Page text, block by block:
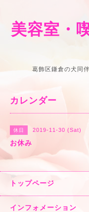
美容室・
葛飾区鎌倉の犬同
カレンダー
休日 2019-11-30 (Sat)
お休み
トップページ
インフォメーション